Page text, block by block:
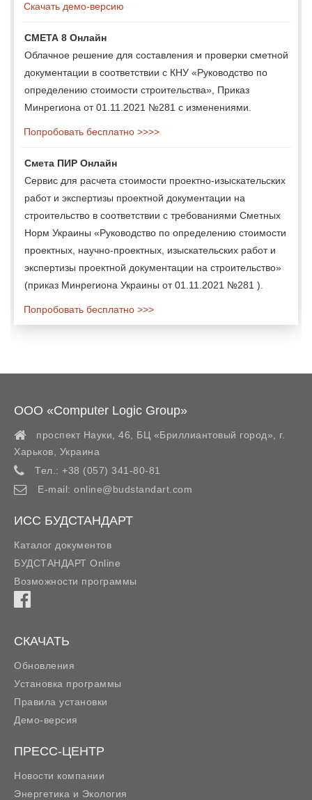
Скачать демо-версию
СМЕТА 8 Онлайн
Облачное решение для составления и проверки сметной
документации в соответствии с КНУ «Руководство по
определению стоимости строительства», Приказ
Минрегиона от 01.11.2021 №281 с изменениями.
Попробовать бесплатно >>>>
Смета ПИР Онлайн
Сервис для расчета стоимости проектно-изыскательских
работ и экспертизы проектной документации на
строительство в соответствии с требованиями Сметных
Норм Украины «Руководство по определению стоимости
проектных, научно-проектных, изыскательских работ и
экспертизы проектной документации на строительство»
(приказ Минрегиона Украины от 01.11.2021 №281 ).
Попробовать бесплатно >>>
ООО «Computer Logic Group»
проспект Науки, 46, БЦ «Бриллиантовый город»,
г.
Харьков
Украина
Тел.: +38 (057) 341-80-81
E-mail: online@budstandart.com
ИСС БУДСТАНДАРТ
Каталог документов
БУДСТАНДАРТ Online
Возможности программы
СКАЧАТЬ
Обновления
Установка программы
Правила установки
Демо-версия
ПРЕСС-ЦЕНТР
Новости компании
Энергетика и Экология